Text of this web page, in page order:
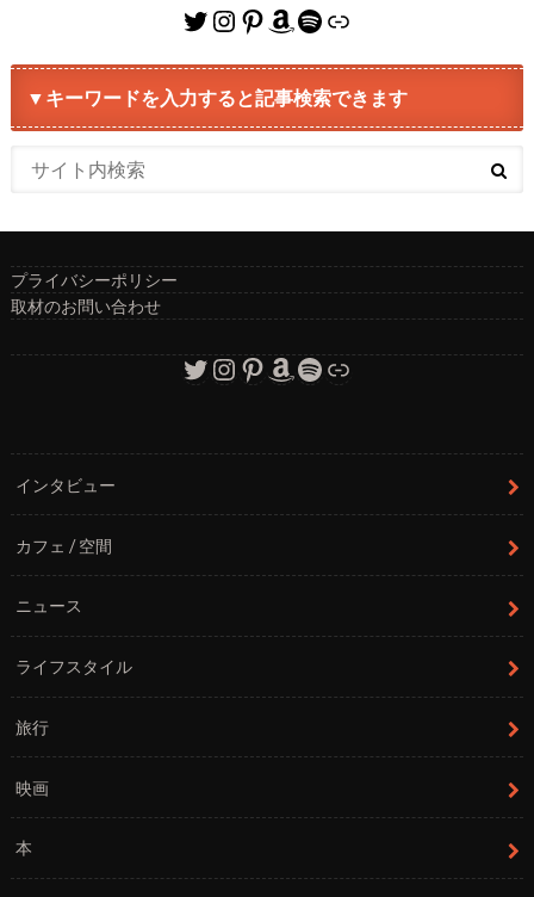
Twitter
Instagram
Pinterest
Amazon
Spotify
リンク
▼キーワードを入力すると記事検索できます
プライバシーポリシー
取材のお問い合わせ
Twitter
Instagram
Pinterest
Amazon
Spotify
リンク
インタビュー
カフェ / 空間
ニュース
ライフスタイル
旅行
映画
本